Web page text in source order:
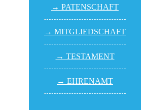
→ PATEN­SCHAFT
→ MITGLIED­SCHAFT
→ TESTA­MENT
→ EHREN­AMT